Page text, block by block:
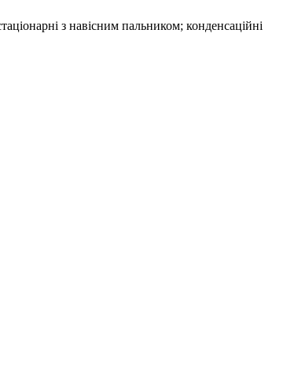
з навісним пальником; конденсаційні